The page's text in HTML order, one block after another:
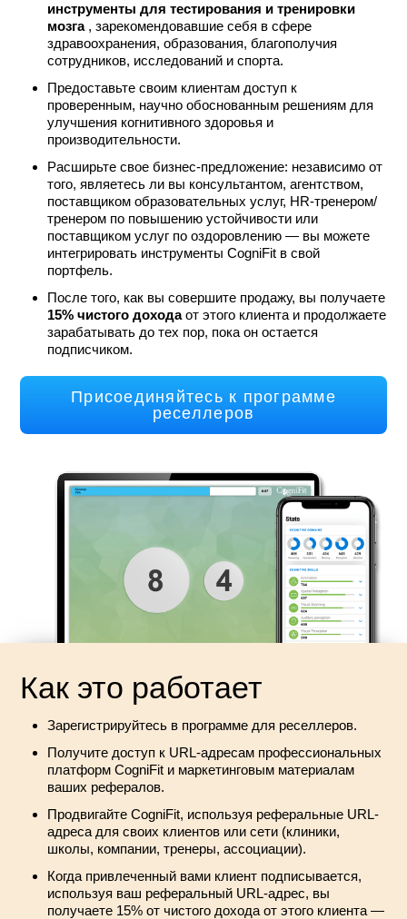
инструменты для тестирования и тренировки
мозга, зарекомендовавшие себя в сфере
здравоохранения, образования, благополучия
сотрудников, исследований и спорта.
Предоставьте своим клиентам доступ к
проверенным, научно обоснованным решениям для
улучшения когнитивного здоровья и
производительности.
Расширьте свое бизнес-предложение: независимо от
того, являетесь ли вы консультантом, агентством,
поставщиком образовательных услуг, HR-тренером/
тренером по повышению устойчивости или
поставщиком услуг по оздоровлению — вы можете
интегрировать инструменты CogniFit в свой
портфель.
После того, как вы совершите продажу, вы получаете
15% чистого доходаот этого клиента и продолжаете
зарабатывать до тех пор, пока он остается
подписчиком.
Присоединяйтесь к программе
реселлеров
Как это работает
Зарегистрируйтесь в программе для реселлеров.
Получите доступ к URL-адресам профессиональных
платформ CogniFit и маркетинговым материалам
ваших рефералов.
Продвигайте CogniFit, используя реферальные URL-
адреса для своих клиентов или сети (клиники,
школы, компании, тренеры, ассоциации).
Когда привлеченный вами клиент подписывается,
используя ваш реферальный URL-адрес, вы
получаете 15% от чистого дохода от этого клиента —